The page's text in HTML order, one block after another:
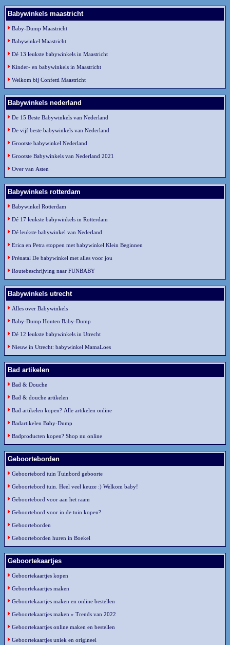
Babywinkels maastricht
Baby-Dump Maastricht
Babywinkel Maastricht
Dé 13 leukste babywinkels in Maastricht
Kinder- en babywinkels in Maastricht
Welkom bij Confetti Maastricht
Babywinkels nederland
De 15 Beste Babywinkels van Nederland
De vijf beste babywinkels van Nederland
Grootste babywinkel Nederland
Grootste Babywinkels van Nederland 2021
Over van Asten
Babywinkels rotterdam
Babywinkel Rotterdam
Dé 17 leukste babywinkels in Rotterdam
Dé leukste babywinkel van Nederland
Erica en Petra stoppen met babywinkel Klein Beginnen
Prénatal De babywinkel met alles voor jou
Routebeschrijving naar FUNBABY
Babywinkels utrecht
Alles over Babywinkels
Baby-Dump Houten Baby-Dump
Dé 12 leukste babywinkels in Utrecht
Nieuw in Utrecht: babywinkel MamaLoes
Bad artikelen
Bad & Douche
Bad & douche artikelen
Bad artikelen kopen? Alle artikelen online
Badartikelen Baby-Dump
Badproducten kopen? Shop nu online
Geboorteborden
Geboortebord tuin Tuinbord geboorte
Geboortebord tuin. Heel veel keuze :) Welkom baby!
Geboortebord voor aan het raam
Geboortebord voor in de tuin kopen?
Geboorteborden
Geboorteborden huren in Boekel
Geboortekaartjes
Geboortekaartjes kopen
Geboortekaartjes maken
Geboortekaartjes maken en online bestellen
Geboortekaartjes maken » Trends van 2022
Geboortekaartjes online maken en bestellen
Geboortekaartjes uniek en origineel